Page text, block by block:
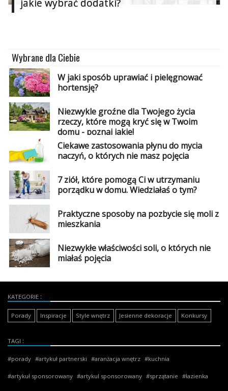
jakie wybrać dodatki?
Wybrane dla Ciebie
W jaki sposób uprawiać i pielęgnować
hortensję?
Niezwykle groźne dla Twojego życia
rzeczy, które mogą kryć się w Twoim
domu - poznaj jakie!
Ciekawe zastosowania płynu do mycia
naczyń, o których nie masz pojęcia
7 ziół, które pomogą Ci w utrzymaniu
porządku w domu. Wiedziałaś o tym?
Praktyczne sposoby na pozbycie się moli z
mieszkania
Niezwykłe właściwości soli, o których nie
miałaś pojęcia
KATEGORIE
Porady Inspiracje Style wnętrz Jesienne dekoracje Konkursy
TAGI
porady artykuł partnerski aranżacja wnętrz kuchnia
artykuł sponsorowany artykul sponsorowany sprzątanie łazienka